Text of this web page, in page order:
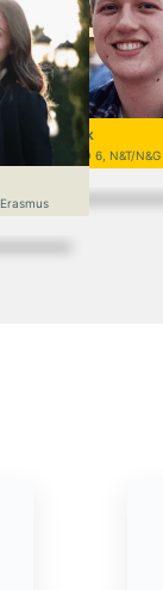
Niek
VWO 6, N&T/N&G